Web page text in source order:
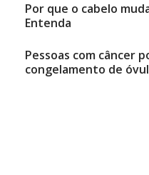
Por que o cabelo
Entenda
Pessoas com câncer
congelamento de